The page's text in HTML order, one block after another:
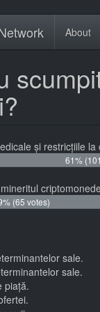
About
și restricțiile
61%
(65 votes)
sale.
sale.
piață.